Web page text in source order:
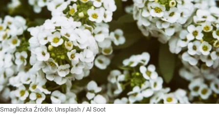
Smagliczka Źródło: Unsplash / Al Soot